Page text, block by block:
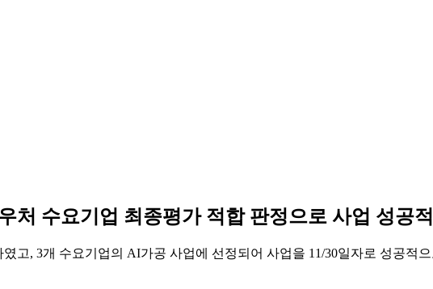
처 수요기업 최종평가 적합 판정으로 사업 성공
고, 3개 수요기업의 AI가공 사업에 선정되어 사업을 11/30일자로 성공적